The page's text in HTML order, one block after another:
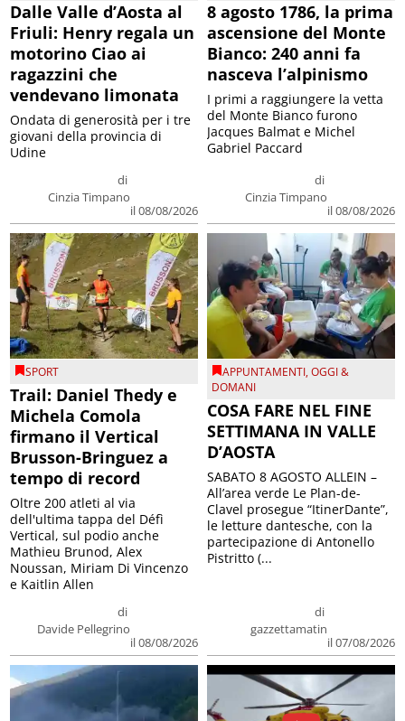
Dalle Valle d’Aosta al
Friuli: Henry regala un
motorino Ciao ai
ragazzini che
vendevano limonata
di
Cinzia Timpano
il 08/08/2026
Ondata di generosità per i tre
giovani della provincia di
Udine
8 agosto 1786, la prima
ascensione del Monte
Bianco: 240 anni fa
nasceva l’alpinismo
di
Cinzia Timpano
il 08/08/2026
I primi a raggiungere la vetta
del Monte Bianco furono
Jacques Balmat e Michel
Gabriel Paccard
SPORT
Trail: Daniel Thedy e
Michela Comola
firmano il Vertical
Brusson-Bringuez a
tempo di record
di
Davide Pellegrino
il 08/08/2026
Oltre 200 atleti al via
dell'ultima tappa del Défì
Vertical, sul podio anche
Mathieu Brunod, Alex
Noussan, Miriam Di Vincenzo
e Kaitlin Allen
APPUNTAMENTI,OGGI &
DOMANI
COSA FARE NEL FINE
SETTIMANA IN VALLE
D’AOSTA
di
gazzettamatin
il 07/08/2026
SABATO 8 AGOSTO ALLEIN –
All’area verde Le Plan-de-
Clavel prosegue “ItinerDante”,
le letture dantesche, con la
partecipazione di Antonello
Pistritto (...